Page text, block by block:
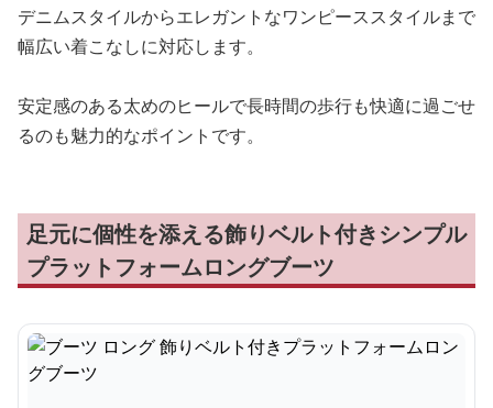
デニムスタイルからエレガントなワンピーススタイルまで
幅広い着こなしに対応します。
安定感のある太めのヒールで長時間の歩行も快適に過ごせ
るのも魅力的なポイントです。
足元に個性を添える飾りベルト付きシンプル
プラットフォームロングブーツ